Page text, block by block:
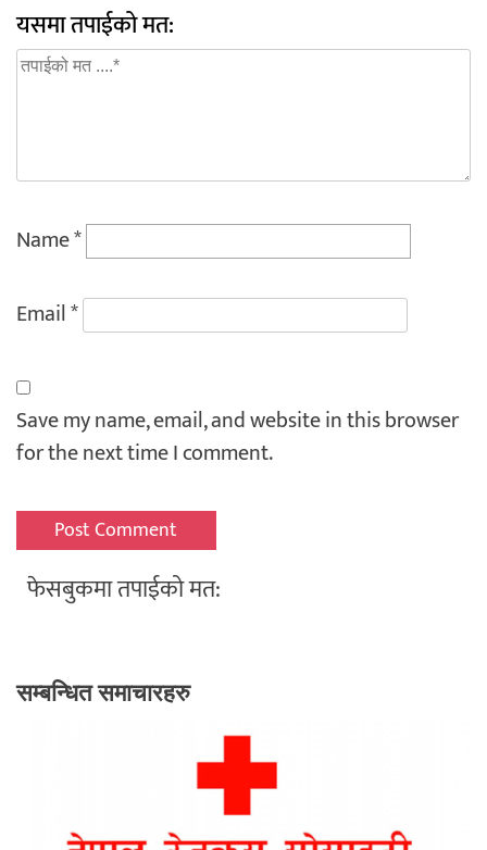
यसमा तपाईको मत:
Name*
Email*
Save my name, email, and website in this browser
for the next time I comment.
फेसबुकमा तपाईको मत:
सम्बन्धित समाचारहरु